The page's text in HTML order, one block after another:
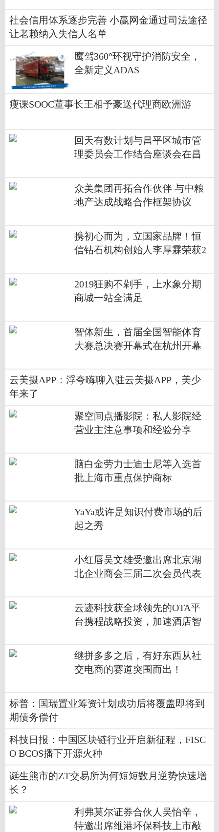
社会信用体系逐步完善 小赢网金通过司法途径
让老赖纳入失信人名单
鹰驾360°环视守护消防安全，
全新定义ADAS
瘦课SOOC董事长王相予豪送代理商欧洲游
回天有数计划与昌平区城市管
理委员会工作结合座谈会在昌
众美集团再拓合作伙伴 与中粮
地产达成战略合作框架协议
携初心而为，立国家品牌！恒
信钻石机构创始人李厚霖荣获2
2019狂购不剁手，上水象分期
商城一站全满足
智体新生，首届全国智能体育
大赛总决赛开幕式在杭州开幕
云美摄APP：浮夸嗨聊入驻云美摄APP，美少
年来了
聚空间点播影院：私人影院经
营业主注意事项和经验分享
脑白金劳力士迪士尼等入选首
批上海市重点保护商标
YaYa或许是知识付费市场的后
起之秀
小红唇吴文雄受邀出席北京湖
北企业商会三届二次会员代表
云迹科技获全球领先的OTA平
台携程战略投资，加速酒店智
继拼多多之后，有好东西从社
交电商的赛道突围而出！
标普：国瑞置业筹资计划成功后将覆盖即将到
期债务偿付
科技日报：中国区块链行业开启新征程，FISC
O BCOS播下开源火种
诞生熊市的ZT交易所为何短短数月逆势快速增
长？
利弗莫尔证券合伙人吴怡辛，
特邀出席维港环保科技上市敲